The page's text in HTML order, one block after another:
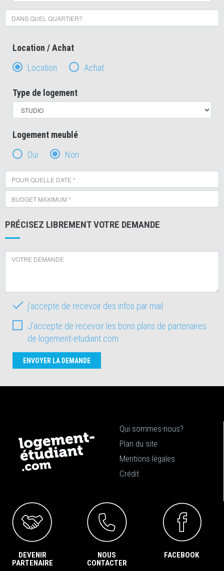
Location / Achat
Location
Achat
Type de logement
Logement meublé
Oui
Non
PRÉCISEZ LIBREMENT VOTRE DEMANDE
j'accepte de recevoir des infos par mail
J’accepte de recevoir les bons plans de partenaires
de logement-etudiant.com
ENVOYER LA DEMANDE
Qui sommes-nous?
Plan du site
Mentions légales
Crédit
DEVENIR
PARTENAIRE
NOUS
CONTACTER
FACEBOOK